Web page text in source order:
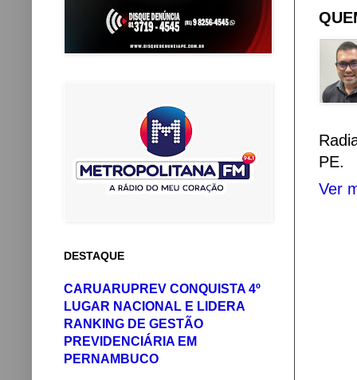
PE.
Ver
DESTAQUE
CARUARUPREV CONQUISTA 4º
LUGAR NACIONAL E LIDERA
RANKING DE GESTÃO
PREVIDENCIÁRIA EM
PERNAMBUCO